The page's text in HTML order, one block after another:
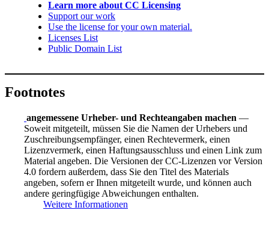
Learn more about CC Licensing
Support our work
Use the license for your own material.
Licenses List
Public Domain List
Footnotes
angemessene Urheber- und Rechteangaben machen —
Soweit mitgeteilt, müssen Sie die Namen der Urhebers und
Zuschreibungsempfänger, einen Rechtevermerk, einen
Lizenzvermerk, einen Haftungsausschluss und einen Link zum
Material angeben. Die Versionen der CC-Lizenzen vor Version
4.0 fordern außerdem, dass Sie den Titel des Materials
angeben, sofern er Ihnen mitgeteilt wurde, und können auch
andere geringfügige Abweichungen enthalten.
Weitere Informationen